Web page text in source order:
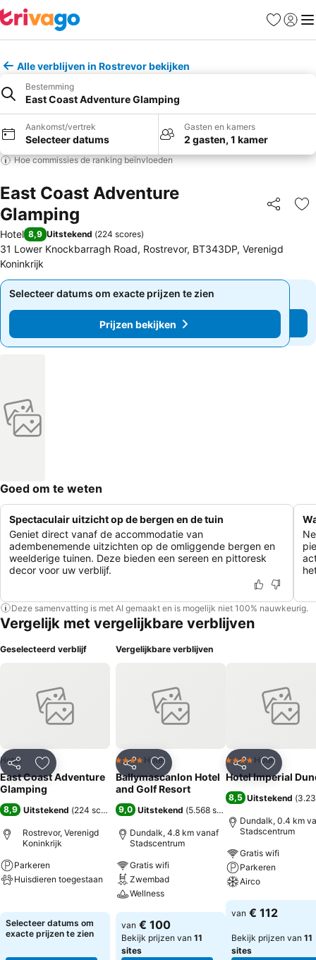
Favorieten
Alle verblijven in Rostrevor bekijken
Bestemming
East Coast Adventure Glamping
Aankomst/vertrek
Selecteer datums
Gasten en kamers
2 gasten, 1 kamer
Hoe commissies de ranking beïnvloeden
East Coast Adventure
Glamping
Delen
Hotel 8,9 Uitstekend (224 scores)
31 Lower Knockbarragh Road, Rostrevor, BT343DP, Verenigd
Koninkrijk
Selecteer datums om exacte prijzen te zien
Prijzen bekijken
Selecteer datums om exacte prijzen te zien
Prijzen bekijken
Goed om te weten
Spectaculair uitzicht op de bergen en de tuin
Geniet direct vanaf de accommodatie van
adembenemende uitzichten op de omliggende bergen en
weelderige tuinen. Deze bieden een sereen en pittoresk
decor voor uw verblijf.
Deze samenvatting is met AI gemaakt en is mogelijk niet 100% nauwkeurig.
Vergelijk met vergelijkbare verblijven
Geselecteerd verblijf
Delen Toevoegen aan favorieten
Hotel
East Coast Adventure
Glamping
8,9 Uitstekend (224 scores)
Rostrevor, Verenigd
Koninkrijk
Parkeren
Huisdieren toegestaan
Selecteer datums om
exacte prijzen te zien
Vergelijkbare verblijven
Delen Toevoegen aan favorieten
4 SterrenHotel
Ballymascanlon Hotel
and Golf Resort
9,0 Uitstekend (5.568 scores
Dundalk, 4.8 km vanaf
Stadscentrum
Gratis wifi
Zwembad
Wellness
Prijzen bekijken
van € 100
Bekijk prijzen van 11
sites
Delen
4 SterrenHotel
Hotel Imperial
8,5 Uitstekend (
Dundalk, 0.4 km
Stadscentrum
Gratis wifi
Parkeren
Airco
Prijzen bekijken
van € 112
Bekijk prijzen van 11
sites